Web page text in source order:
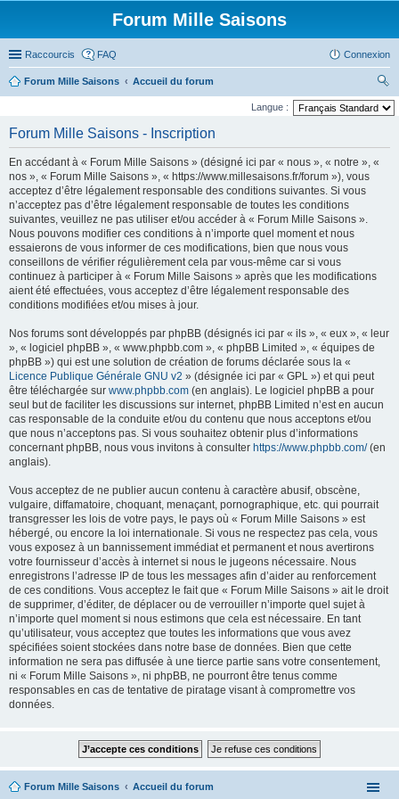
Forum Mille Saisons
Raccourcis FAQ Connexion
Forum Mille Saisons
Accueil du forum
ec
ch
Langue :
Forum Mille Saisons - Inscription
En accédant à « Forum Mille Saisons » (désigné ici par « nous », « notre », «
nos », « Forum Mille Saisons », « https://www.millesaisons.fr/forum »), vous
acceptez d’être légalement responsable des conditions suivantes. Si vous
n’acceptez pas d’être légalement responsable de toutes les conditions
suivantes, veuillez ne pas utiliser et/ou accéder à « Forum Mille Saisons ».
Nous pouvons modifier ces conditions à n’importe quel moment et nous
essaierons de vous informer de ces modifications, bien que nous vous
conseillons de vérifier régulièrement cela par vous-même car si vous
continuez à participer à « Forum Mille Saisons » après que les modifications
aient été effectuées, vous acceptez d’être légalement responsable des
conditions modifiées et/ou mises à jour.
Nos forums sont développés par phpBB (désignés ici par « ils », « eux », « leur
», « logiciel phpBB », « www.phpbb.com », « phpBB Limited », « équipes de
phpBB ») qui est une solution de création de forums déclarée sous la «
Licence Publique Générale GNU v2 » (désignée ici par « GPL ») et qui peut
être téléchargée sur www.phpbb.com (en anglais). Le logiciel phpBB a pour
seul but de faciliter les discussions sur internet, phpBB Limited n’est en aucun
cas responsable de la conduite et/ou du contenu que nous acceptons et/ou
que nous n’acceptons pas. Si vous souhaitez obtenir plus d’informations
concernant phpBB, nous vous invitons à consulter https://www.phpbb.com/(en
anglais).
Vous acceptez de ne publier aucun contenu à caractère abusif, obscène,
vulgaire, diffamatoire, choquant, menaçant, pornographique, etc. qui pourrait
transgresser les lois de votre pays, le pays où « Forum Mille Saisons » est
hébergé, ou encore la loi internationale. Si vous ne respectez pas cela, vous
vous exposez à un bannissement immédiat et permanent et nous avertirons
votre fournisseur d’accès à internet si nous le jugeons nécessaire. Nous
enregistrons l’adresse IP de tous les messages afin d’aider au renforcement
de ces conditions. Vous acceptez le fait que « Forum Mille Saisons » ait le droit
de supprimer, d’éditer, de déplacer ou de verrouiller n’importe quel sujet à
n’importe quel moment si nous estimons que cela est nécessaire. En tant
qu’utilisateur, vous acceptez que toutes les informations que vous avez
spécifiées soient stockées dans notre base de données. Bien que cette
information ne sera pas diffusée à une tierce partie sans votre consentement,
ni « Forum Mille Saisons », ni phpBB, ne pourront être tenus comme
responsables en cas de tentative de piratage visant à compromettre vos
données.
Forum Mille Saisons Accueil du forum